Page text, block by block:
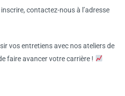
contactez-nous à l’adresse
vos entretiens avec nos ateliers de
faire avancer votre carrière !